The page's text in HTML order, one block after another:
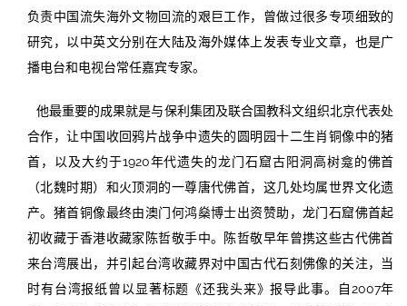
负责中国流失海外文物回流的艰巨工作，曾做过很多专项细致的
研究，以中英文分别在大陆及海外媒体上发表专业文章，也是广
播电台和电视台常任嘉宾专家。
他最重要的成果就是与保利集团及联合国教科文组织北京代表处
合作，让中国收回鸦片战争中遗失的圆明园十二生肖铜像中的猪
首，以及大约于1920年代遗失的龙门石窟古阳洞高树龛的佛首
（北魏时期）和火顶洞的一尊唐代佛首，这几处均属世界文化遗
产。猪首铜像最终由澳门何鸿燊博士出资赞助，龙门石窟佛首起
初收藏于香港收藏家陈哲敬手中。陈哲敬早年曾携这些古代佛首
来台湾展出，并引起台湾收藏界对中国古代石刻佛像的关注，当
时有台湾报纸曾以显著标题《还我头来》报导此事。自2007年